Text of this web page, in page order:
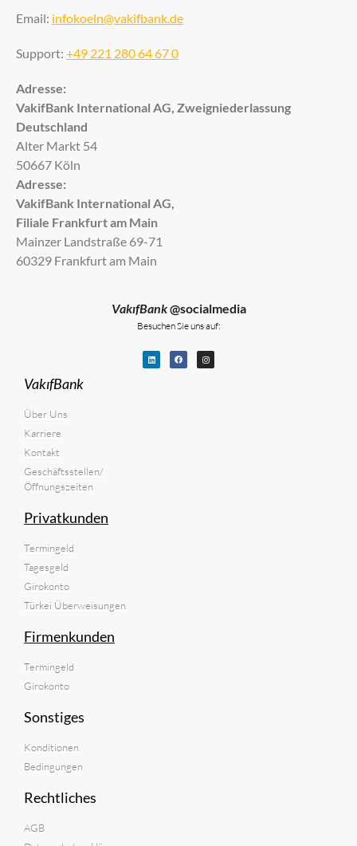
Email: infokoeln@vakifbank.de
Support: +49 221 280 64 67 0
Adresse:
VakifBank International AG, Zweigniederlassung
Deutschland
Alter Markt 54
50667 Köln
Adresse:
VakifBank International AG,
Filiale Frankfurt am Main
Mainzer Landstraße 69-71
60329 Frankfurt am Main
VakıfBank@socialmedia
Besuchen Sie uns auf:
VakıfBank
Über Uns
Karriere
Kontakt
Geschäftsstellen/
Öffnungszeiten
Privatkunden
Termingeld
Tagesgeld
Girokonto
Türkei Überweisungen
Firmenkunden
Termingeld
Girokonto
Sonstiges
Konditionen
Bedingungen
Rechtliches
AGB